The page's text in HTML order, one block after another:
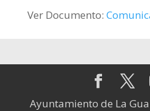
Ver Documento:
Ayuntamiento de La